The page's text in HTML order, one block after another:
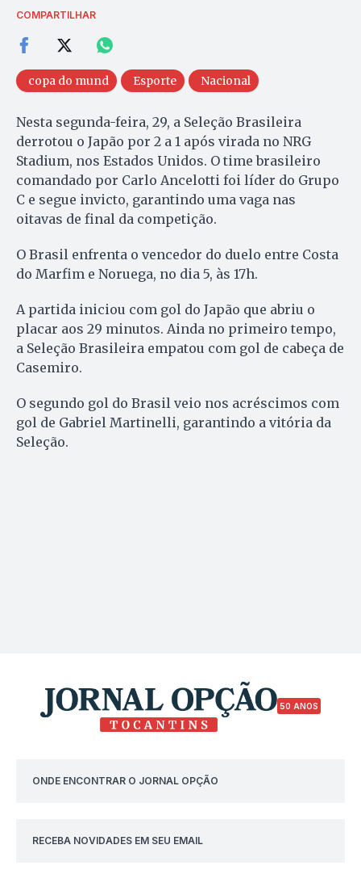
COMPARTILHAR
copa do mund Esporte Nacional
Nesta segunda-feira, 29, a Seleção Brasileira
derrotou o Japão por 2 a 1 após virada no NRG
Stadium, nos Estados Unidos. O time brasileiro
comandado por Carlo Ancelotti foi líder do Grupo
C e segue invicto, garantindo uma vaga nas
oitavas de final da competição.
O Brasil enfrenta o vencedor do duelo entre Costa
do Marfim e Noruega, no dia 5, às 17h.
A partida iniciou com gol do Japão que abriu o
placar aos 29 minutos. Ainda no primeiro tempo,
a Seleção Brasileira empatou com gol de cabeça de
Casemiro.
O segundo gol do Brasil veio nos acréscimos com
gol de Gabriel Martinelli, garantindo a vitória da
Seleção.
50 ANOS
ONDE ENCONTRAR O JORNAL OPÇÃO
RECEBA NOVIDADES EM SEU EMAIL